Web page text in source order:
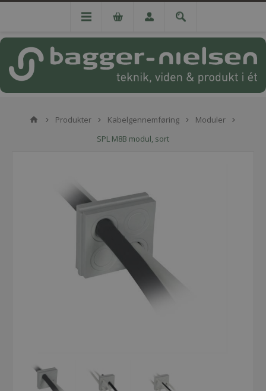
Produkter Kabelgennemføring
Moduler
SPL M8B modul, sort